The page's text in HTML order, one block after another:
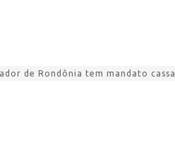
de Rondônia tem mandato